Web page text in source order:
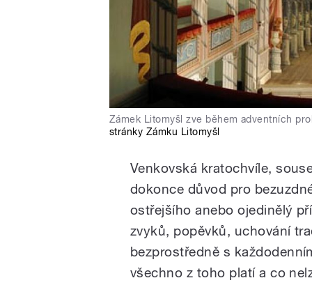
Zámek Litomyšl zve během adventních
stránky Zámku Litomyšl
Venkovská kratochvíle,
dokonce důvod pro
ostřejšího anebo ojedinělý
zvyků, popěvků, uchování
bezprostředně s
všechno z toho platí a co